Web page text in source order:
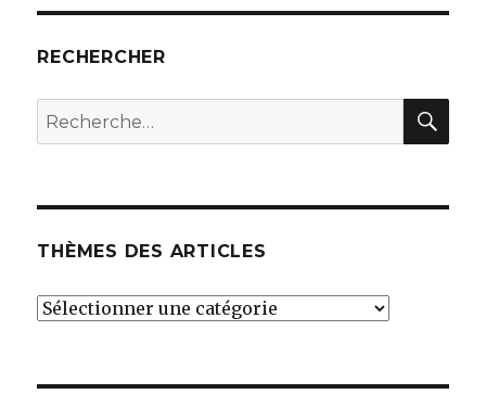
RECHERCHER
Recherche
pour
THÈMES DES ARTICLES
THÈMES